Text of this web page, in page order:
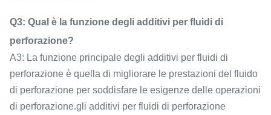
Q3: Qual è la funzione degli additivi per fluidi di
perforazione?
A3: La funzione principale degli additivi per fluidi di
perforazione è quella di migliorare le prestazioni del fluido
di perforazione per soddisfare le esigenze delle operazioni
di perforazione.gli additivi per fluidi di perforazione